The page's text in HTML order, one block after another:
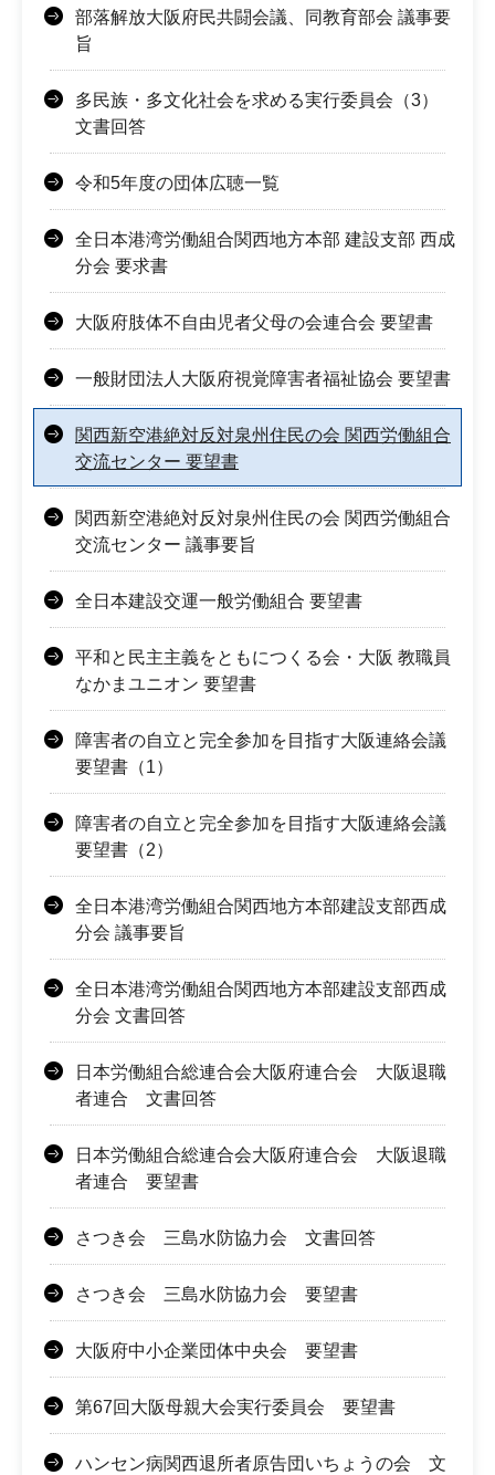
部落解放大阪府民共闘会議、同教育部会 議事要
旨
多民族・多文化社会を求める実行委員会（3）
文書回答
令和5年度の団体広聴一覧
全日本港湾労働組合関西地方本部 建設支部 西成
分会 要求書
大阪府肢体不自由児者父母の会連合会 要望書
一般財団法人大阪府視覚障害者福祉協会 要望書
関西新空港絶対反対泉州住民の会 関西労働組合
交流センター 要望書
関西新空港絶対反対泉州住民の会 関西労働組合
交流センター 議事要旨
全日本建設交運一般労働組合 要望書
平和と民主主義をともにつくる会・大阪 教職員
なかまユニオン 要望書
障害者の自立と完全参加を目指す大阪連絡会議
要望書（1）
障害者の自立と完全参加を目指す大阪連絡会議
要望書（2）
全日本港湾労働組合関西地方本部建設支部西成
分会 議事要旨
全日本港湾労働組合関西地方本部建設支部西成
分会 文書回答
日本労働組合総連合会大阪府連合会 大阪退職
者連合 文書回答
日本労働組合総連合会大阪府連合会 大阪退職
者連合 要望書
さつき会 三島水防協力会 文書回答
さつき会 三島水防協力会 要望書
大阪府中小企業団体中央会 要望書
第67回大阪母親大会実行委員会 要望書
ハンセン病関西退所者原告団いちょうの会 文